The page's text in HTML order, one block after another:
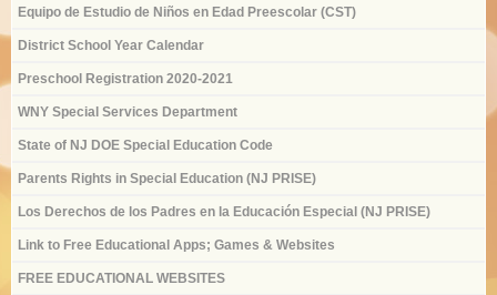
Equipo de Estudio de Niños en Edad Preescolar (CST)
District School Year Calendar
Preschool Registration 2020-2021
WNY Special Services Department
State of NJ DOE Special Education Code
Parents Rights in Special Education (NJ PRISE)
Los Derechos de los Padres en la Educación Especial (NJ PRISE)
Link to Free Educational Apps; Games & Websites
FREE EDUCATIONAL WEBSITES